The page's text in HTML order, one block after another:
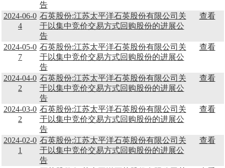
告
2024-06-0
4
石英股份:江苏太平洋石英股份有限公司关
于以集中竞价交易方式回购股份的进展公
告
查看
2024-05-0
7
石英股份:江苏太平洋石英股份有限公司关
于以集中竞价交易方式回购股份的进展公
告
查看
2024-04-0
2
石英股份:江苏太平洋石英股份有限公司关
于以集中竞价交易方式回购股份的进展公
告
查看
2024-03-0
2
石英股份:江苏太平洋石英股份有限公司关
于以集中竞价交易方式回购股份的进展公
告
查看
2024-02-0
1
石英股份:江苏太平洋石英股份有限公司关
于以集中竞价交易方式回购股份的进展公
告
查看